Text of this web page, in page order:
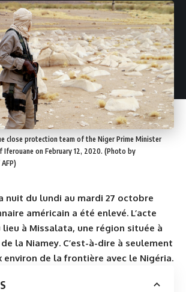
close protection team of the Niger Prime Minister
on February 12, 2020. (Photo by
nuit du lundi au mardi 27 octobre
américain a été enlevé. L’acte
à Missalata, une région située à
la Niamey. C’est-à-dire à seulement
environ de la frontière avec le Nigéria.